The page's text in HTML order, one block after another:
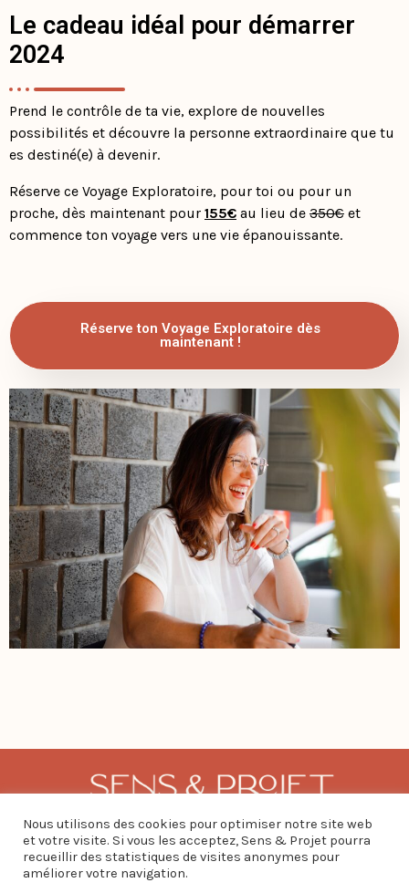
2024
Prend le contrôle de ta vie, explore de nouvelles
possibilités et découvre la personne extraordinaire que tu
es destiné(e) à devenir.
proche, dès maintenant pour155€au lieu de350€et
commence ton voyage vers une vie épanouissante.
maintenant !
Nous utilisons des cookies pour optimiser notre site web
et votre visite. Si vous les acceptez, Sens & Projet pourra
recueillir des statistiques de visites anonymes pour
améliorer votre navigation.
+262 6 92 42 08 39
sisnicolas@sensetprojet.com
réservés à
Sens&Projet
- 2020 /